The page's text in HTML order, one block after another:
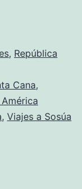
, República
Cana,
, Viajes a Sosúa